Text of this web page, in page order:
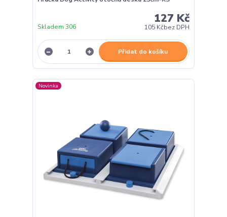
127 Kč
105 Kčbez DPH
Skladem 306
Přidat do košíku
Novinka